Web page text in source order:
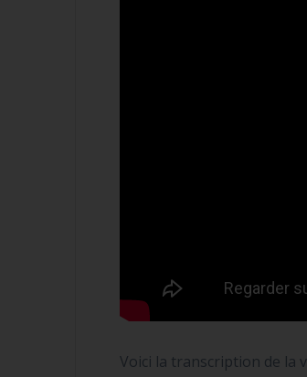
Voici la transcription de la